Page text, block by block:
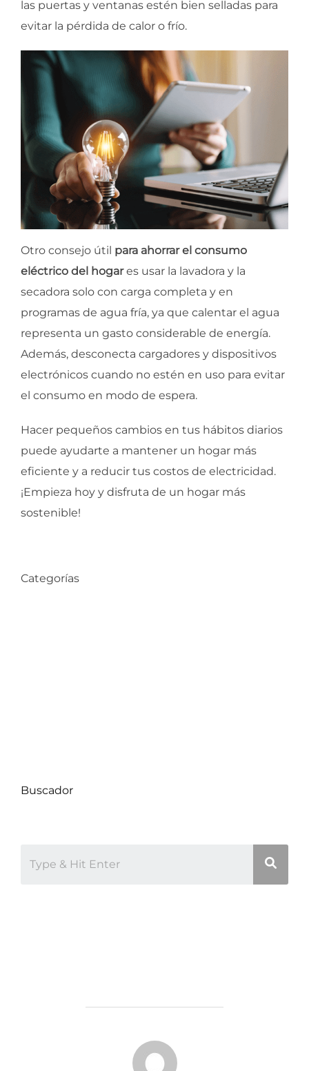
las puertas y ventanas estén bien selladas para
evitar la pérdida de calor o frío.
Otro consejo útil para ahorrar el consumo
eléctrico del hogares usar la lavadora y la
secadora solo con carga completa y en
programas de agua fría, ya que calentar el agua
representa un gasto considerable de energía.
Además, desconecta cargadores y dispositivos
electrónicos cuando no estén en uso para evitar
el consumo en modo de espera.
Hacer pequeños cambios en tus hábitos diarios
puede ayudarte a mantener un hogar más
eficiente y a reducir tus costos de electricidad.
¡Empieza hoy y disfruta de un hogar más
sostenible!
Categorías
Buscador
AUTOR DE LA ENTRADA